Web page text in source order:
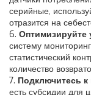
серийные,
отразится на
6. Оптимизируйте
систему
статистический
количество
7. Подключитесь
есть субсидии для